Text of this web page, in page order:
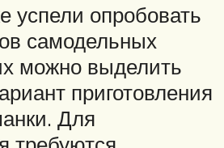
успели опробовать
самодельных
можно выделить
приготовления
Для